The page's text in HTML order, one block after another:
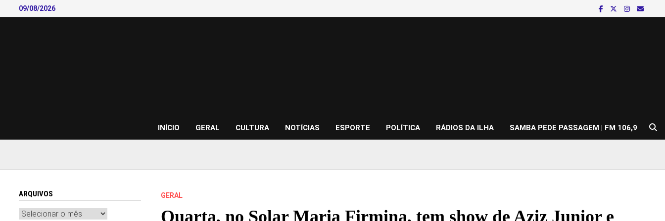
to
09/08/2026
INÍCIO GERAL CULTURA NOTÍCIAS ESPORTE POLÍTICA RÁDIOS DA ILHA SAMBA PEDE PASSAGEM | FM 106,9
GERAL
Quarta, no Solar Maria Firmina, tem show de Aziz Junior e
ARQUIVOS
Arquivos